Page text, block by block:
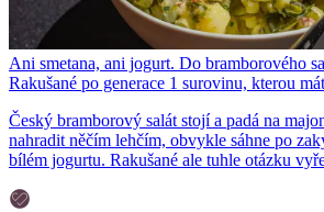
Ani smetana, ani jogurt. Do bramborového
Rakušané po generace 1 surovinu, kterou
Český bramborový salát stojí a padá na
nahradit něčím lehčím, obvykle sáhne po
bílém jogurtu. Rakušané ale tuhle otázku